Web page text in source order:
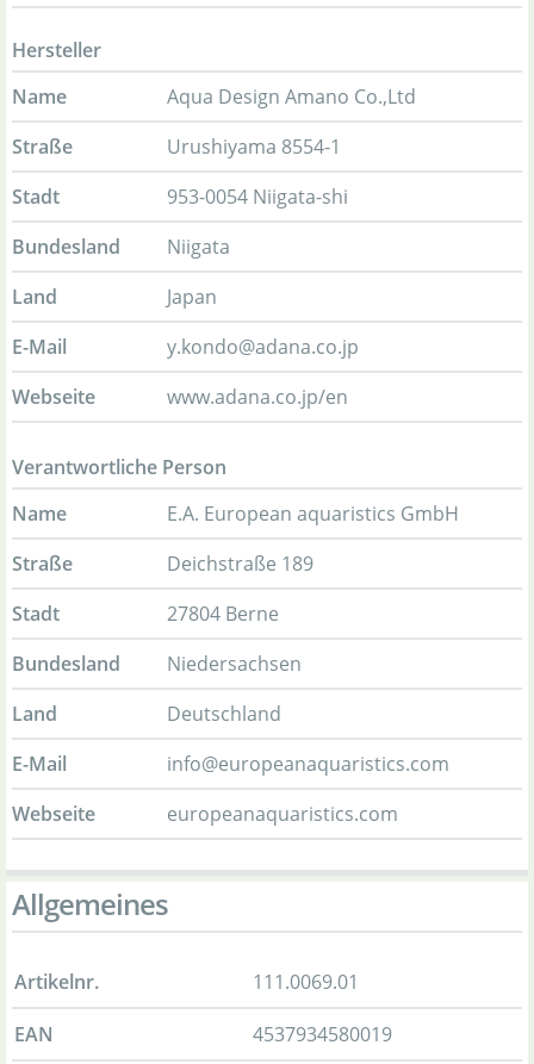
Hersteller
Name
Aqua Design Amano Co.,Ltd
Straße
Urushiyama 8554-1
Stadt
953-0054 Niigata-shi
Bundesland
Niigata
Land
Japan
E-Mail
y.kondo@adana.co.jp
Webseite
www.adana.co.jp/en
Verantwortliche Person
Name
E.A. European aquaristics GmbH
Straße
Deichstraße 189
Stadt
27804 Berne
Bundesland
Niedersachsen
Land
Deutschland
E-Mail
info@europeanaquaristics.com
Webseite
europeanaquaristics.com
Allgemeines
Artikelnr.
111.0069.01
EAN
4537934580019